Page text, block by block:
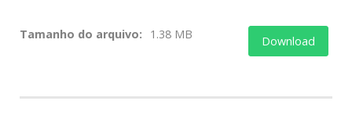
Tamanho do arquivo: 1.38 MB Download